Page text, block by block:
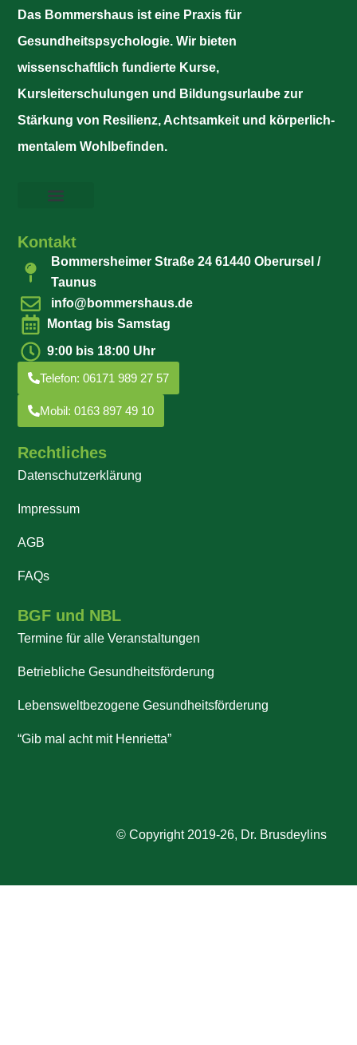
Das Bommershaus ist eine Praxis für
Gesundheitspsychologie. Wir bieten
wissenschaftlich fundierte Kurse,
Kursleiterschulungen und Bildungsurlaube zur
Stärkung von Resilienz, Achtsamkeit und körperlich-
mentalem Wohlbefinden.
BGF und NBL
Termine für alle Veranstaltungen
Betriebliche Gesundheitsförderung
Lebensweltbezogene Gesundheitsförderung
“Gib mal acht mit Henrietta”
Rechtliches
Datenschutzerklärung
Impressum
AGB
FAQs
Kontakt
Bommersheimer Straße 24 61440 Oberursel /
Taunus
info@bommershaus.de
Montag bis Samstag
9:00 bis 18:00 Uhr
Telefon: 06171 989 27 57
Mobil: 0163 897 49 10
© Copyright 2019-26, Dr. Brusdeylins